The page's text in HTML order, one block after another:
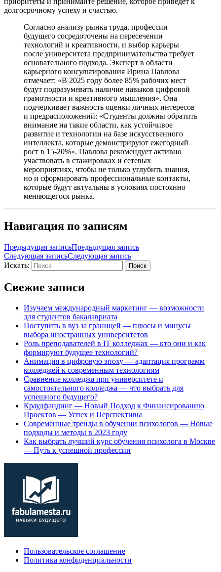
долгосрочному успеху и счастью.
Согласно анализу рынка труда, профессии
будущего сосредоточены на пересечении
технологий и креативности, и выбор карьеры
после университета предпринимательства требует
основательного подхода. Эксперт в области
карьерного консультирования Ирина Павлова
отмечает: «В 2025 году более 85% рабочих мест
будут подразумевать наличие навыков цифровой
грамотности и креативного мышления». Она
подчеркивает важность оценки личных интересов
и предрасположений: «Студенты должны обратить
внимание на такие области, как устойчивое
развитие и технологии на базе искусственного
интеллекта, которые демонстрируют ежегодный
рост в 15-20%». Павлова рекомендует активно
участвовать в стажировках и сетевых
мероприятиях, чтобы не только углубить знания,
но и сформировать профессиональные контакты,
которые будут актуальны в условиях постоянно
меняющегося рынка.
Навигация по записям
Предыдущая записьПредыдущая запись
Следующая записьСледующая запись
Искать:
Поиск
Свежие записи
Изучаем международный маркетинг — возможности
для студентов бакалавриата
Поступить в вуз за границей — плюсы и минусы
выбора иностранных университетов
Роль преподавателей в IT колледжах — кто они и как
формируют будущее технологий?
Анимация в цифровую эпоху — адаптация программ
колледжей к современным технологиям
Сравнение колледжа при университете и
самостоятельного колледжа — что выбрать для
успешного будущего?
Краудфандинг — Новый Подход к Финансированию
Проектов — Успех и Перспективы
Современные тренды в обучении психологов — Новые
подходы и методы в 2023 году
Как выбрать лучший курс обучения психолога в Москве
— Путь к успешной профессии
Пользовательское соглашение
Политика конфиденциальности